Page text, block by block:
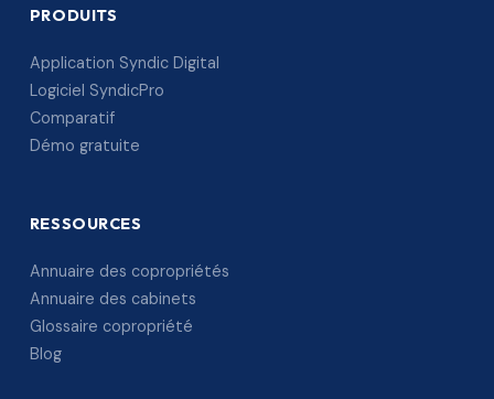
PRODUITS
Application Syndic Digital
Logiciel SyndicPro
Comparatif
Démo gratuite
RESSOURCES
Annuaire des copropriétés
Annuaire des cabinets
Glossaire copropriété
Blog